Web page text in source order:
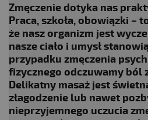
Zmęczenie dotyka nas
Praca, szkoła, obowiązki –
że nasz organizm jest
nasze ciało i umysł
przypadku zmęczenia
fizycznego odczuwamy ból
Delikatny masaż jest
złagodzenie lub nawet
nieprzyjemnego uczucia